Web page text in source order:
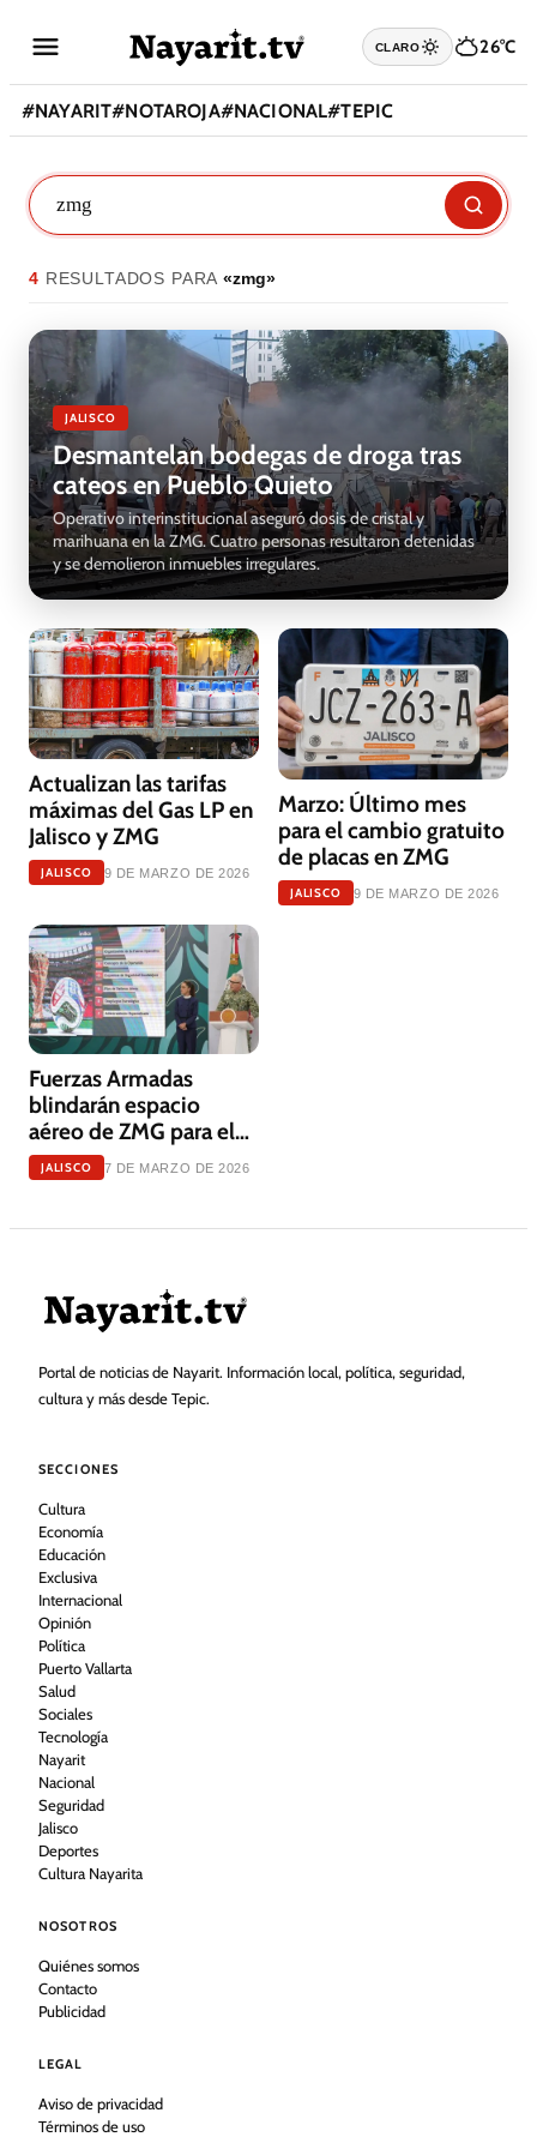
CLARO 26°C
#NAYARIT#NOTAROJA#NACIONAL#TEPIC
4 RESULTADOS PARA«zmg»
JALISCO
Desmantelan bodegas de droga tras
cateos en Pueblo Quieto
Operativo interinstitucional aseguró dosis de cristal y
marihuana en la ZMG. Cuatro personas resultaron detenidas
y se demolieron inmuebles irregulares.
Actualizan las tarifas
máximas del Gas LP en
Jalisco y ZMG
JALISCO 9 DE MARZO DE 2026
Marzo: Último mes
para el cambio gratuito
de placas en ZMG
JALISCO 9 DE MARZO DE 2026
Fuerzas Armadas
blindarán espacio
aéreo de ZMG para el
Mundial 2026
JALISCO 7 DE MARZO DE 2026
Portal de noticias de Nayarit. Información local, política, seguridad,
cultura y más desde Tepic.
SECCIONES
Cultura
Economía
Educación
Exclusiva
Internacional
Opinión
Política
Puerto Vallarta
Salud
Sociales
Tecnología
Nayarit
Nacional
Seguridad
Jalisco
Deportes
Cultura Nayarita
NOSOTROS
Quiénes somos
Contacto
Publicidad
LEGAL
Aviso de privacidad
Términos de uso